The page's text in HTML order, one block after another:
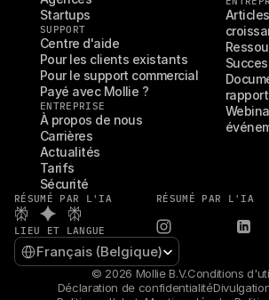
Startups
SUPPORT
Centre d'aide
Pour les clients existants
Pour le support commercial
Payé avec Mollie ?
ENTREPRISE
À propos de nous
Carrières
Actualités
Tarifs
Sécurité
RÉSUMÉ PAR L'IA RÉSUMÉ PAR L'IA
LIEU ET LANGUE
Select Language
Français (Belgique)
© 2026 Mollie B.V.Conditions
Déclaration de confidentialité